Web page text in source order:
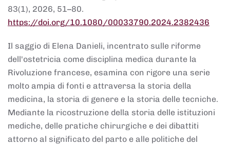
83(1), 2026, 51–80.
https://doi.org/10.1080/00033790.2024.2382436
Il saggio di Elena Danieli, incentrato sulle riforme
dell'ostetricia come disciplina medica durante la
Rivoluzione francese, esamina con rigore una serie
molto ampia di fonti e attraversa la storia della
medicina, la storia di genere e la storia delle tecniche.
Mediante la ricostruzione della storia delle istituzioni
mediche, delle pratiche chirurgiche e dei dibattiti
attorno al significato del parto e alle politiche del